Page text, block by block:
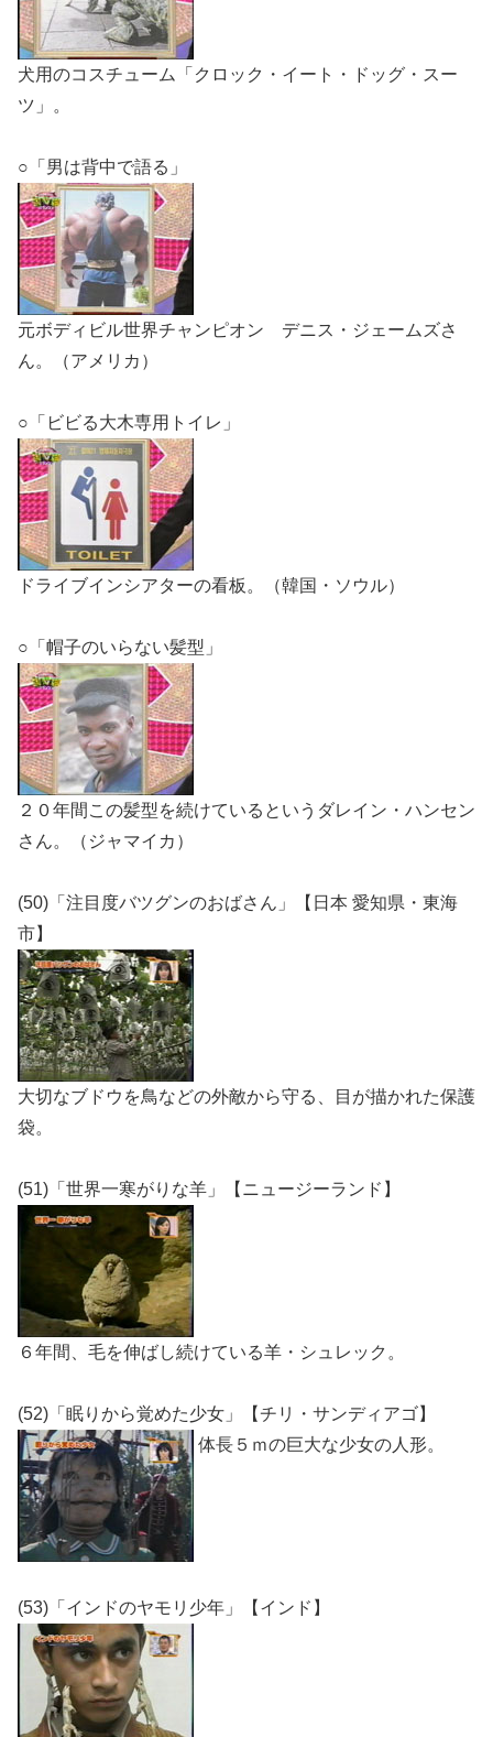
犬用のコスチューム「クロック・イート・ドッグ・スー
ツ」。
○「男は背中で語る」
元ボディビル世界チャンピオン デニス・ジェームズさ
ん。（アメリカ）
○「ビビる大木専用トイレ」
ドライブインシアターの看板。（韓国・ソウル）
○「帽子のいらない髪型」
２０年間この髪型を続けているというダレイン・ハンセン
さん。（ジャマイカ）
(50)「注目度バツグンのおばさん」【日本 愛知県・東海
市】
大切なブドウを鳥などの外敵から守る、目が描かれた保護
袋。
(51)「世界一寒がりな羊」【ニュージーランド】
６年間、毛を伸ばし続けている羊・シュレック。
(52)「眠りから覚めた少女」【チリ・サンディアゴ】
体長５ｍの巨大な少女の人形。
(53)「インドのヤモリ少年」【インド】